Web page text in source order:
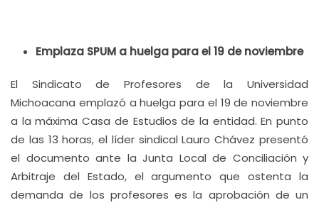
Emplaza SPUM a huelga para el 19 de noviembre
El Sindicato de Profesores de la Universidad
Michoacana emplazó a huelga para el 19 de noviembre
a la máxima Casa de Estudios de la entidad. En punto
de las 13 horas, el líder sindical Lauro Chávez presentó
el documento ante la Junta Local de Conciliación y
Arbitraje del Estado, el argumento que ostenta la
demanda de los profesores es la aprobación de un